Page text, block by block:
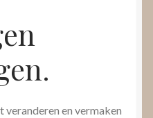
veranderen en vermaken